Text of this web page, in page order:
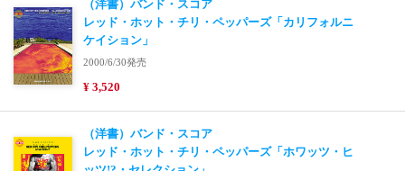
（洋書）バンド・スコア
レッド・ホット・チリ・ペッパーズ「カリフォルニ
ケイション」
2000/6/30発売
¥ 3,520
（洋書）バンド・スコア
レッド・ホット・チリ・ペッパーズ「ホワッツ・ヒ